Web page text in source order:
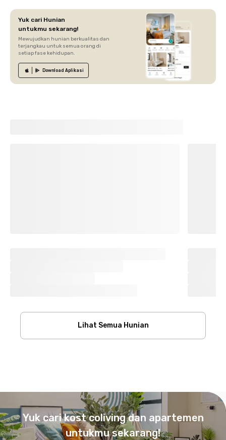
Yuk cari Hunian
untukmu sekarang!
Mewujudkan hunian berkualitas dan
terjangkau untuk semua orang di
setiap fase kehidupan.
Download Aplikasi
Lihat Semua Hunian
Yuk cari kost coliving dan apartemen
untukmu sekarang!